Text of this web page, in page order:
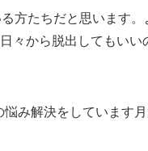
方たちだと思います
々から脱出してもいい
み解決をしています